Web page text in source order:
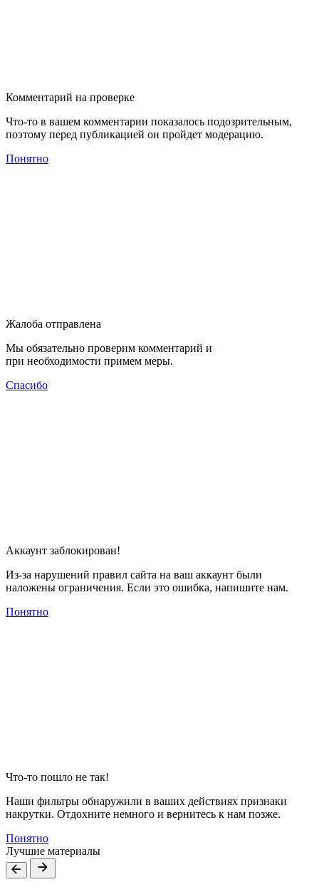
Комментарий на проверке
Что-то в вашем комментарии показалось подозрительным,
поэтому перед публикацией он пройдет модерацию.
Понятно
Жалоба отправлена
Мы обязательно проверим комментарий и
при необходимости примем меры.
Спасибо
Аккаунт заблокирован!
Из-за нарушений правил сайта на ваш аккаунт были
наложены ограничения. Если это ошибка, напишите нам.
Понятно
Что-то пошло не так!
Наши фильтры обнаружили в ваших действиях признаки
накрутки. Отдохните немного и вернитесь к нам позже.
Понятно
Лучшие материалы